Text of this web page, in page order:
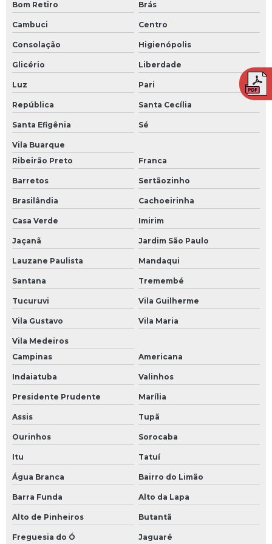
Treinamento de brigada contra incêndio em piracicaba sp
Treinamento de brigada contra incêndio em sorocaba sp
Treinamento de brigada em americana
Treinamento de brigada em americana sp
Treinamento de brigada em campinas
Treinamento de brigada em piracicaba
Treinamento de brigada em sorocaba
Treinamento nr para empresas
Bom Retiro Brás
Cambuci Centro
Consolação Higienópolis
Glicério Liberdade
Luz Pari
República Santa Cecília
Santa Efigênia Sé
Vila Buarque
Ribeirão Preto
Franca
Barretos Sertãozinho
Brasilândia Cachoeirinha
Casa Verde Imirim
Jaçanã Jardim São Paulo
Lauzane Paulista Mandaqui
Santana Tremembé
Tucuruvi Vila Guilherme
Vila Gustavo Vila Maria
Vila Medeiros
Campinas
Americana
Indaiatuba Valinhos
Presidente Prudente Marília
Assis Tupã
Ourinhos Sorocaba
Itu Tatuí
Água Branca Bairro do Limão
Barra Funda Alto da Lapa
Alto de Pinheiros Butantã
Freguesia do Ó Jaguaré